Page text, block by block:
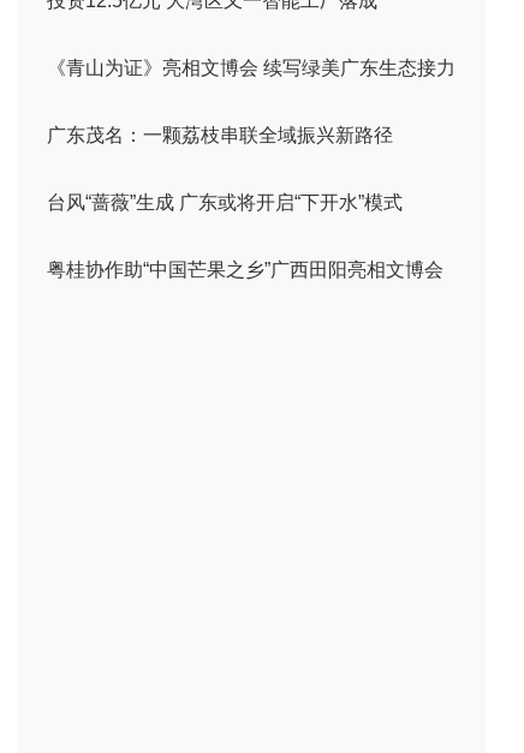
《青山为证》亮相文博会 续写绿美广东生态接力
广东茂名：一颗荔枝串联全域振兴新路径
台风“蔷薇”生成 广东或将开启“下开水”模式
粤桂协作助“中国芒果之乡”广西田阳亮相文博会